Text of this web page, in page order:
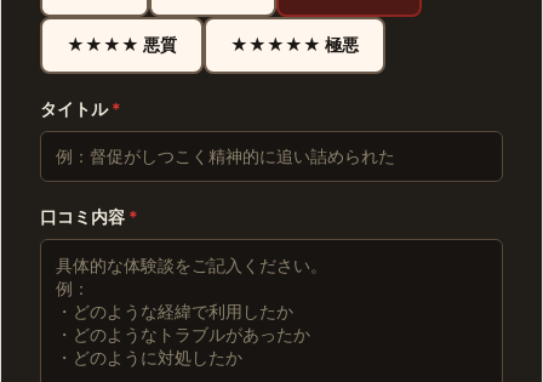
★★★★ 悪質 ★★★★★ 極悪
タイトル*
口コミ内容 *